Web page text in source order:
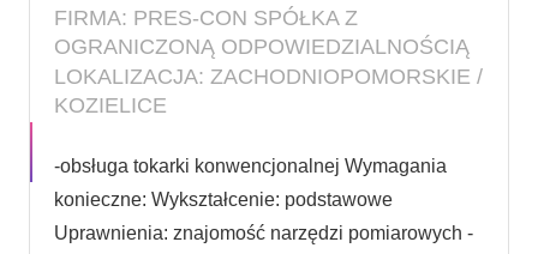
FIRMA: PRES-CON SPÓŁKA Z
OGRANICZONĄ ODPOWIEDZIALNOŚCIĄ
LOKALIZACJA: ZACHODNIOPOMORSKIE /
KOZIELICE
-obsługa tokarki konwencjonalnej Wymagania
konieczne: Wykształcenie: podstawowe
Uprawnienia: znajomość narzędzi pomiarowych -